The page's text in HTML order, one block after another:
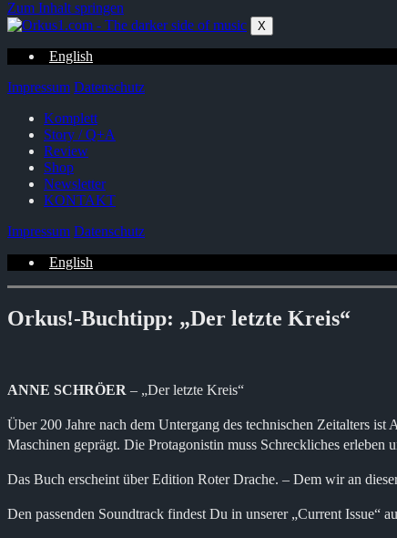
Zum Inhalt springen
X
English
Impressum Datenschutz
Komplett
Story / Q+A
Review
Shop
Newsletter
KONTAKT
Impressum Datenschutz
English
Orkus!-Buchtipp: „Der letzte Kreis“
ANNE SCHRÖER – „Der letzte Kreis“
Über 200 Jahre nach dem Untergang des technischen Zeitalters
Maschinen geprägt. Die Protagonistin muss Schreckliches
Das Buch erscheint über Edition Roter Drache. – Dem wir an
Den passenden Soundtrack findest Du in unserer „Current Issue“